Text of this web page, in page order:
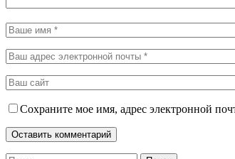
Сохраните мое имя, адрес электронной